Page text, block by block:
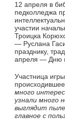
12 апреля в
педколледжа
участии
Троицка
— Руслана
празднику,
апреля — Дню
Участница
много
узнали много
выглядит
главное с